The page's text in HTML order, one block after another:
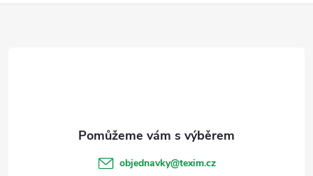
objednavky@texim.cz